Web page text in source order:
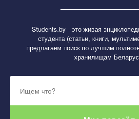
Students.by - это живая
студента (статьи, книги,
предлагаем поиск по лучшим
хранилищам